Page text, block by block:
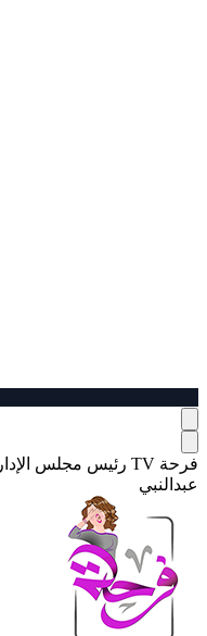
فرحة TV رئيس مجلس
عبدالنبي